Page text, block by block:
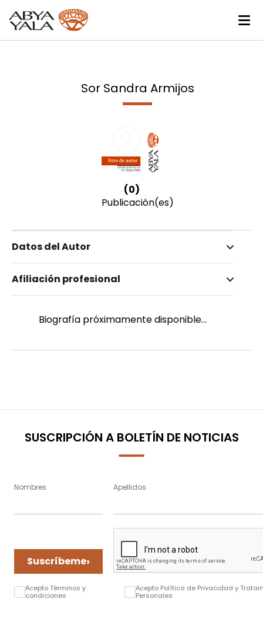
Sor Sandra Armijos
(0)
Publicación(es)
Datos del Autor
Armijos, Sor Sandra
Afiliación profesional
Biografía próximamente disponible...
SUSCRIPCIÓN A BOLETÍN DE NOTICIAS
Nombres Apellidos
Suscríbeme›
Acepto Términos y
condiciones
Acepto Política de Privacidad y
Personales